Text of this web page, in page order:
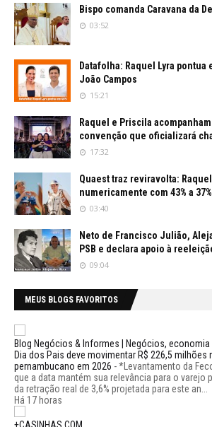
Bispo comanda Caravana da
03:52
Datafolha: Raquel Lyra pontua
João Campos
15:21
Raquel e Priscila
convenção que oficializará
17:32
Quaest traz reviravolta:
numericamente com 43% a 37%
03:40
Neto de Francisco Julião,
PSB e declara apoio à
09:04
MEUS BLOGS FAVORITOS
Blog Negócios & Informes | Negócios, economia
Dia dos Pais deve movimentar R$ 226,5 milhões
pernambucano em 2026 -*Levantamento da
que a data mantém sua relevância para o varejo
da retração real de 3,6% projetada para este an...
Há 17 horas
+CASINHAS.COM